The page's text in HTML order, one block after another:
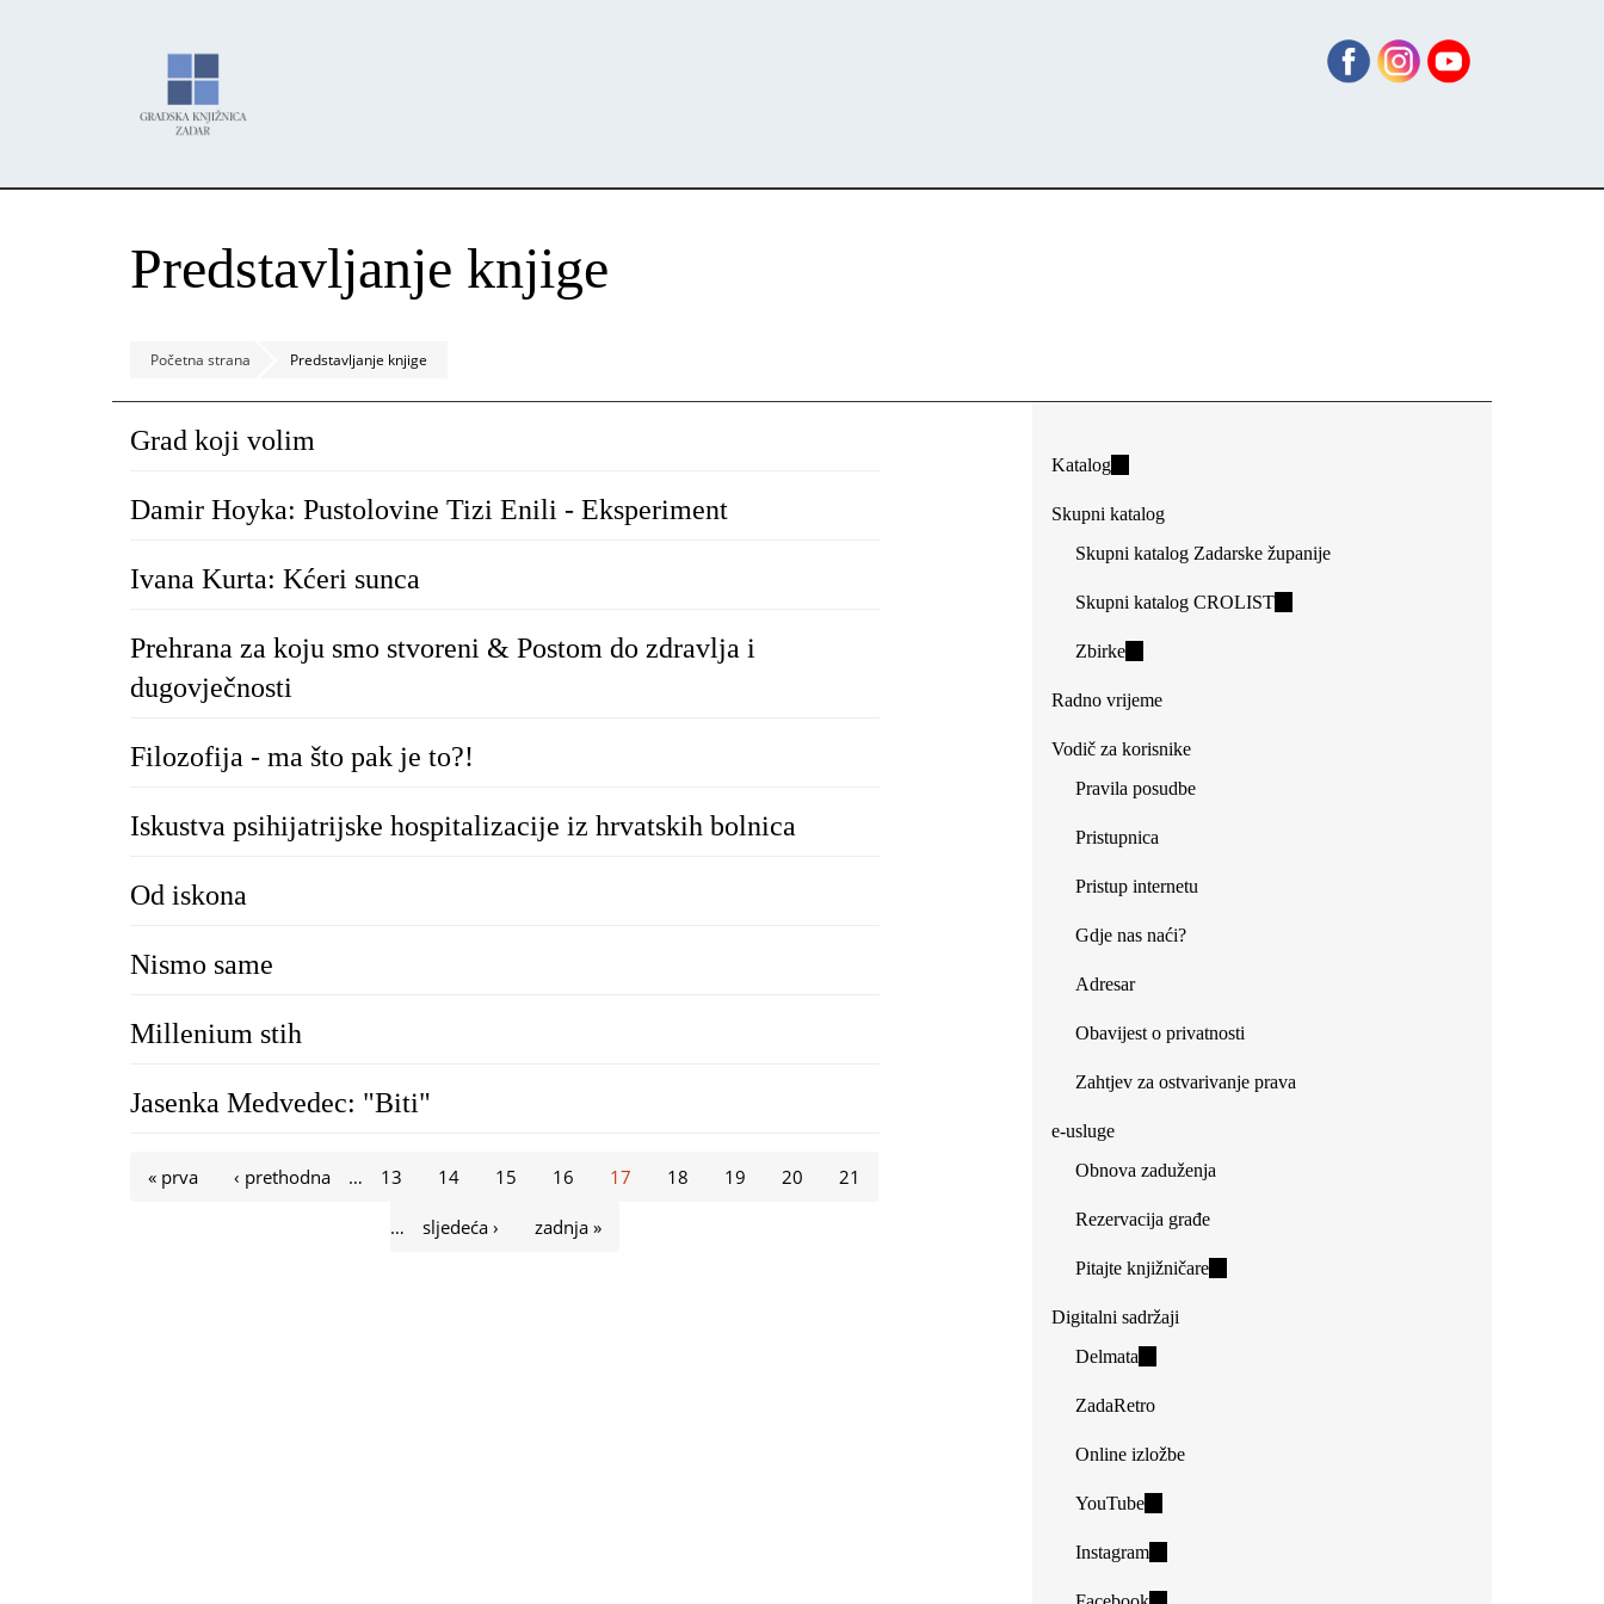
Predstavljanje knjige
Početna strana Predstavljanje knjige
Grad koji volim
Damir Hoyka: Pustolovine Tizi Enili - Eksperiment
Ivana Kurta: Kćeri sunca
Prehrana za koju smo stvoreni & Postom do zdravlja i
dugovječnosti
Filozofija - ma što pak je to?!
Iskustva psihijatrijske hospitalizacije iz hrvatskih bolnica
Od iskona
Nismo same
Millenium stih
Jasenka Medvedec: "Biti"
Stranice
« prva ‹ prethodna … 13 14 15 16 17 18 19 20 21
… sljedeća › zadnja »
Katalog(link
external)
Skupni katalog
Skupni katalog Zadarske županije
Skupni katalog CROLIST(link
Zbirke(link
external)
Radno vrijeme
Vodič za korisnike
Pravila posudbe
Pristupnica
Pristup internetu
Gdje nas naći?
Adresar
Obavijest o privatnosti
Zahtjev za ostvarivanje prava
e-usluge
Obnova zaduženja
Rezervacija građe
Pitajte knjižničare(link
Digitalni sadržaji
Delmata
external)
ZadaRetro
Online izložbe
YouTube(link
external)
Instagram(link